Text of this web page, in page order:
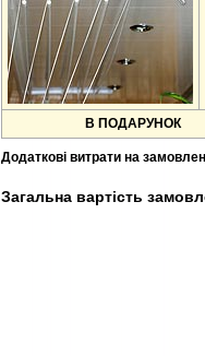
В ПОДАРУНОК
Додаткові витрати на
Загальна вартість